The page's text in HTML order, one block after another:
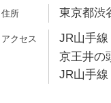
東京都渋
JR山手
京王井の
JR山手